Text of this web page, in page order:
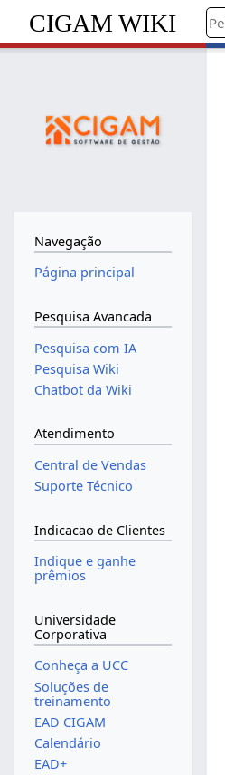
CIGAM WIKI
Navegação
Página principal
Pesquisa Avancada
Pesquisa com IA
Pesquisa Wiki
Chatbot da Wiki
Atendimento
Central de Vendas
Suporte Técnico
Indicacao de Clientes
Indique e ganhe
prêmios
Universidade
Corporativa
Conheça a UCC
Soluções de
treinamento
EAD CIGAM
Calendário
EAD+